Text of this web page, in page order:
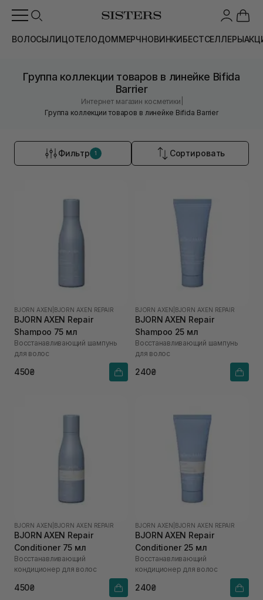
ВОЛОСЫЛИЦОТЕЛОДОММЕРЧНОВИНКИБЕСТСЕЛЛЕРЫ
Группа коллекции товаров в линейке Bifida
Barrier
Интернет магазин косметики
Группа коллекции товаров в линейке Bifida Barrier
Фильтр 1 Сортировать
BJORN AXEN BJORN AXEN REPAIR
BJORN AXEN Repair
Shampoo 75 мл
Восстанавливающий шампунь
для волос
450₴
BJORN AXEN BJORN AXEN REPAIR
BJORN AXEN Repair
Shampoo 25 мл
Восстанавливающий шампунь
для волос
240₴
BJORN AXEN BJORN AXEN REPAIR
BJORN AXEN Repair
Conditioner 75 мл
Восстанавливающий
кондиционер для волос
450₴
BJORN AXEN BJORN AXEN REPAIR
BJORN AXEN Repair
Conditioner 25 мл
Восстанавливающий
кондиционер для волос
240₴